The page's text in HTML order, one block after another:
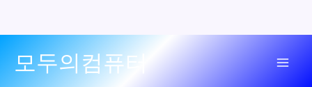
모두의컴퓨터